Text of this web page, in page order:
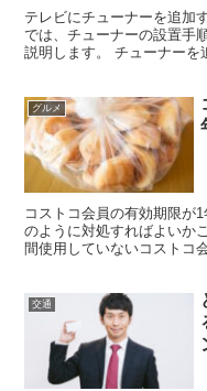
テレビにチューナーを追加
では、チューナーの設置手
説明します。 チューナーを
グルメ
コストコ会員の有効期限が
のように対処すればよいか
間使用していないコストコ
交通